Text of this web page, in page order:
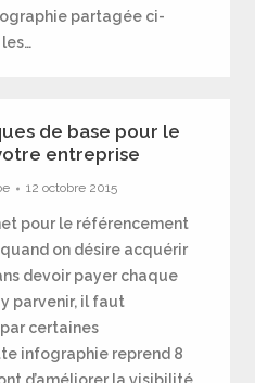
partagée ci-
de base pour le
entreprise
12 octobre 2015
pour le référencement
on désire acquérir
devoir payer chaque
parvenir, il faut
certaines
infographie reprend 8